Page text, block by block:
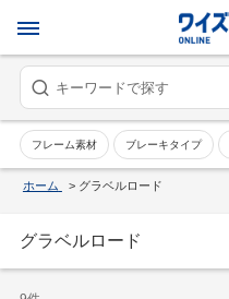
フレーム素材 ブレーキタイプ
ホーム > グラベルロード
グラベルロード